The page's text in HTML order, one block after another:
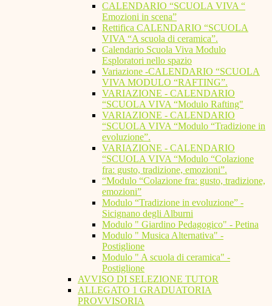
CALENDARIO “SCUOLA VIVA “
Emozioni in scena”
Rettifica CALENDARIO “SCUOLA
VIVA “A scuola di ceramica”.
Calendario Scuola Viva Modulo
Esploratori nello spazio
Variazione -CALENDARIO “SCUOLA
VIVA MODULO “RAFTING”.
VARIAZIONE - CALENDARIO
“SCUOLA VIVA “Modulo Rafting"
VARIAZIONE - CALENDARIO
“SCUOLA VIVA “Modulo “Tradizione in
evoluzione”.
VARIAZIONE - CALENDARIO
“SCUOLA VIVA “Modulo “Colazione
fra: gusto, tradizione, emozioni”.
“Modulo “Colazione fra: gusto, tradizione,
emozioni”
Modulo “Tradizione in evoluzione” -
Sicignano degli Alburni
Modulo " Giardino Pedagogico" - Petina
Modulo " Musica Alternativa" -
Postiglione
Modulo " A scuola di ceramica" -
Postiglione
AVVISO DI SELEZIONE TUTOR
ALLEGATO 1 GRADUATORIA
PROVVISORIA